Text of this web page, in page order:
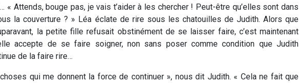
« Attends, bouge pas, je vais t’aider à les chercher ! Peut-être qu’elles sont dans
la couverture ? » Léa éclate de rire sous les chatouilles de Judith. Alors que
la petite fille refusait obstinément de se laisser faire, c’est maintenant
accepte de se faire soigner, non sans poser comme condition que Judith
de la faire rire…
qui me donnent la force de continuer », nous dit Judith. « Cela ne fait que